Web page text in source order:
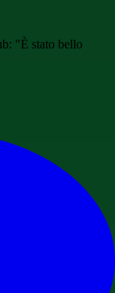
"È stato bello